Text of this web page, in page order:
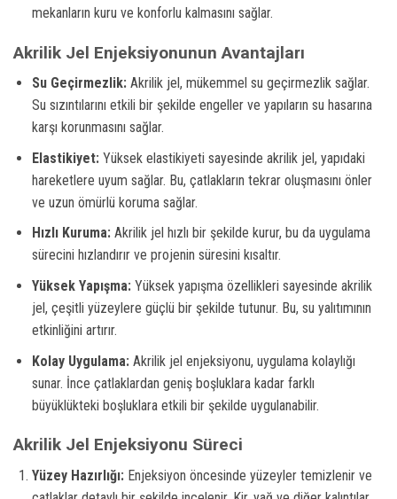
mekanların kuru ve konforlu kalmasını sağlar.
Akrilik Jel Enjeksiyonunun Avantajları
Su Geçirmezlik:Akrilik jel, mükemmel su geçirmezlik sağlar.
Su sızıntılarını etkili bir şekilde engeller ve yapıların su hasarına
karşı korunmasını sağlar.
Elastikiyet:Yüksek elastikiyeti sayesinde akrilik jel, yapıdaki
hareketlere uyum sağlar. Bu, çatlakların tekrar oluşmasını önler
ve uzun ömürlü koruma sağlar.
Hızlı Kuruma:Akrilik jel hızlı bir şekilde kurur, bu da uygulama
sürecini hızlandırır ve projenin süresini kısaltır.
Yüksek Yapışma:Yüksek yapışma özellikleri sayesinde akrilik
jel, çeşitli yüzeylere güçlü bir şekilde tutunur. Bu, su yalıtımının
etkinliğini artırır.
Kolay Uygulama:Akrilik jel enjeksiyonu, uygulama kolaylığı
sunar. İnce çatlaklardan geniş boşluklara kadar farklı
büyüklükteki boşluklara etkili bir şekilde uygulanabilir.
Akrilik Jel Enjeksiyonu Süreci
Yüzey Hazırlığı:Enjeksiyon öncesinde yüzeyler temizlenir ve